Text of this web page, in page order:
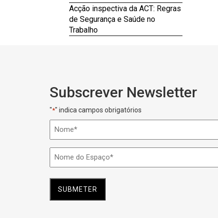
Acção inspectiva da ACT: Regras
de Segurança e Saúde no
Trabalho
Subscrever Newsletter
"*" indica campos obrigatórios
Nome
Nome
do